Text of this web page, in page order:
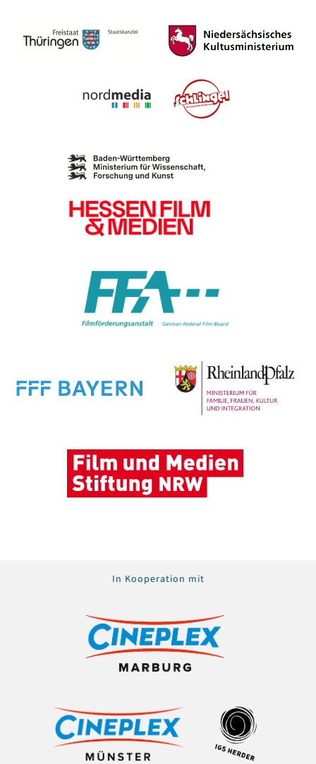
In Kooperation mit